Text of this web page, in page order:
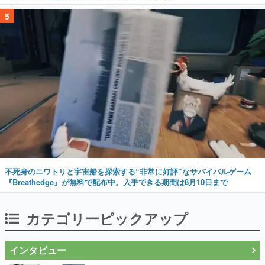
5
不死身のニワトリと宇宙船を探索する“非常に好評”なサバイバルゲーム
『Breathedge』が無料で配布中。入手できる期間は8月10日まで
カテゴリーピックアップ
インタビュー